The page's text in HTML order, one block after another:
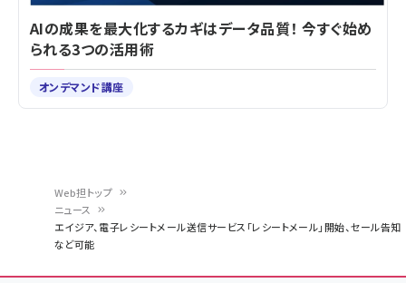
Web担トップ
ニュース
エイジア、電子レシートメール送信サービス「レシートメール」開始、セール告知
など可能
AIの成果を最大化するカギはデータ品質！ 今すぐ始め
られる3つの活用術
オンデマンド講座